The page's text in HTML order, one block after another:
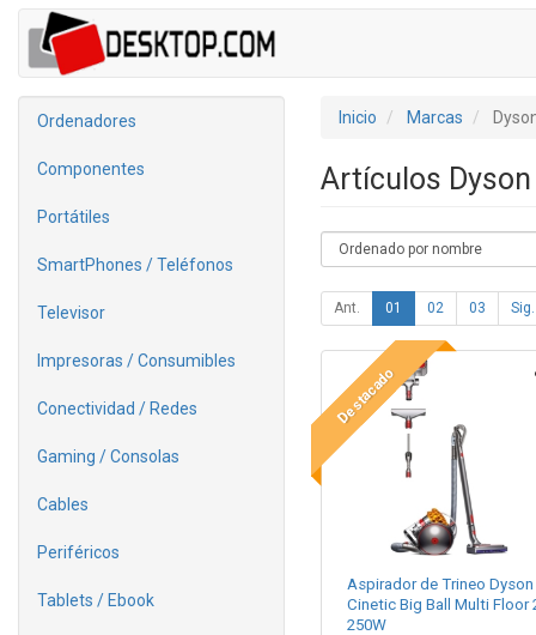
Ordenadores
Componentes
Portátiles
SmartPhones / Teléfonos
Televisor
Impresoras / Consumibles
Conectividad / Redes
Gaming / Consolas
Cables
Periféricos
Tablets / Ebook
Inicio Marcas
Artículos
Ant. 01 02 03 Sig.
Destacado
Aspirador de Trineo Dyson
Cinetic Big Ball Multi Floor
250W